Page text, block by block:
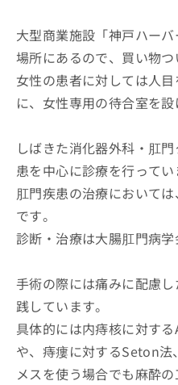
大型商業施設「神戸ハー
場所にあるので、買い物つ
女性の患者に対しては人
に、女性専用の待合室を設
しばきた消化器外科・肛
患を中心に診療を行ってい
肛門疾患の治療において
です。
診断・治療は大腸肛門病学
手術の際には痛みに配慮
践しています。
具体的には内痔核に対する
や、痔瘻に対するSeton法
メスを使う場合でも麻酔